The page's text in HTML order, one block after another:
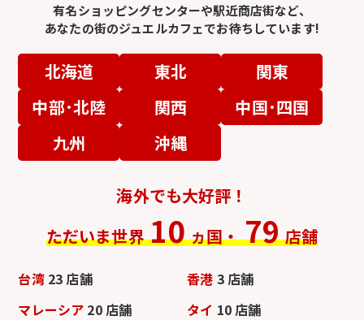
有名ショッピングセンターや駅近商店街など、
あなたの街のジュエルカフェでお待ちしています!
北海道 東北
関東
中部･北陸
関西
中国･四国
九州
沖縄
海外でも大好評！
ただいま世界 10 ヵ国・ 79 店舗
台湾 23 店舗 香港 3 店舗
マレーシア 20 店舗 タイ 10 店舗